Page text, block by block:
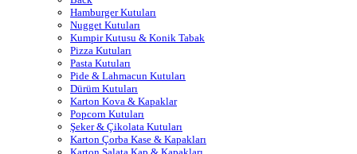
Hamburger Kutuları
Nugget Kutuları
Kumpir Kutusu & Konik Tabak
Pizza Kutuları
Pasta Kutuları
Pide & Lahmacun Kutuları
Dürüm Kutuları
Karton Kova & Kapaklar
Popcorn Kutuları
Şeker & Çikolata Kutuları
Karton Çorba Kase & Kapakları